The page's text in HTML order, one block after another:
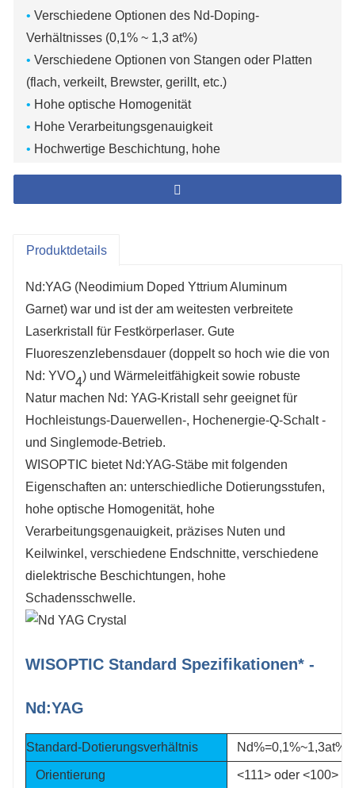
• Verschiedene Optionen des Nd-Doping-
Verhältnisses (0,1% ~ 1,3 at%)
• Verschiedene Optionen von Stangen oder Platten
(flach, verkeilt, Brewster, gerillt, etc.)
• Hohe optische Homogenität
• Hohe Verarbeitungsgenauigkeit
• Hochwertige Beschichtung, hohe
Sehr konkurrenzfähiger Preis, schnelle Lieferung
Produktdetails
Nd:YAG (Neodimium Doped Yttrium Aluminum
Garnet) war und ist der am weitesten verbreitete
Laserkristall für Festkörperlaser. Gute
Fluoreszenzlebensdauer (doppelt so hoch wie die von
Nd: YVO4) und Wärmeleitfähigkeit sowie robuste
Natur machen Nd: YAG-Kristall sehr geeignet für
Hochleistungs-Dauerwellen-, Hochenergie-Q-Schalt -
und Singlemode-Betrieb.
WISOPTIC bietet Nd:YAG-Stäbe mit folgenden
Eigenschaften an: unterschiedliche Dotierungsstufen,
hohe optische Homogenität, hohe
Verarbeitungsgenauigkeit, präzises Nuten und
Keilwinkel, verschiedene Endschnitte, verschiedene
dielektrische Beschichtungen, hohe
Schadensschwelle.
WISOPTIC Standard Spezifikationen* -
Nd:YAG
Standard-Dotierungsverhältnis Nd%=0,1%~1,3at%
Orientierung <111> oder <100>